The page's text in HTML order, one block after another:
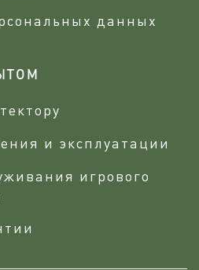
данных
и эксплуатации
игрового